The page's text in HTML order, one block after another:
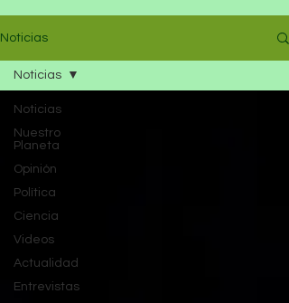
Noticias
Noticias
Nuestro
Planeta
Opinión
Política
Ciencia
Videos
Actualidad
Entrevistas
Noticias